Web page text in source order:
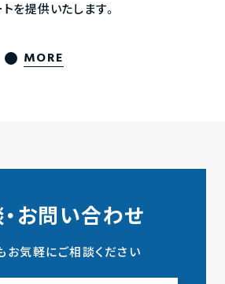
を提供いたします。
MORE
お問い合わせ
お気軽にご相談ください